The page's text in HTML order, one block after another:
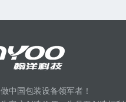
做中国包装设备领军者！